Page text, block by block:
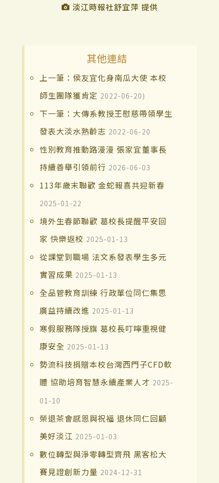
淡江時報社舒宜萍 提供
其他連結
上一筆：侯友宜化身南瓜大使 本校
師生團隊獲肯定 2022-06-20)
下一筆：大傳系教授王慰慈帶領學生
發表大淡水熟齡志 2022-06-20
性別教育推動路漫漫 張家宜董事長
持續善舉引領前行 2026-06-03
113年歲末聯歡 金蛇報喜共迎新春
2025-01-22
境外生春節聯歡 葛校長提醒平安回
家 快樂返校 2025-01-13
從課堂到職場 法文系發表學生多元
實習成果 2025-01-13
全品管教育訓練 行政單位同仁集思
廣益持續改進 2025-01-13
寒假服務隊授旗 葛校長叮嚀重視健
康安全 2025-01-13
勢流科技捐贈本校台灣西門子CFD軟
體 協助培育智慧永續產業人才 2025-
01-10
榮退茶會感恩與祝福 退休同仁回顧
美好淡江 2025-01-03
數位轉型與淨零轉型齊飛 黑客松大
賽見證創新力量 2024-12-31